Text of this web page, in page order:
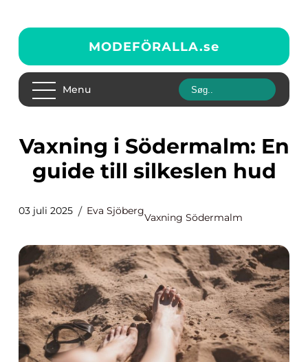
MODEFÖRALLA.se
Menu
Vaxning i Södermalm: En
guide till silkeslen hud
03 juli 2025 Eva Sjöberg
Vaxning Södermalm